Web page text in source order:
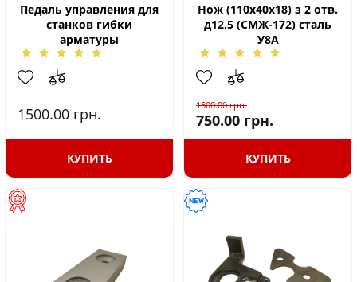
Педаль управления для
станков гибки
арматуры
1500.00 грн.
КУПИТЬ
Нож (110х40х18) з 2 отв.
д12,5 (СМЖ-172) сталь
У8А
1500.00грн.
750.00 грн.
КУПИТЬ